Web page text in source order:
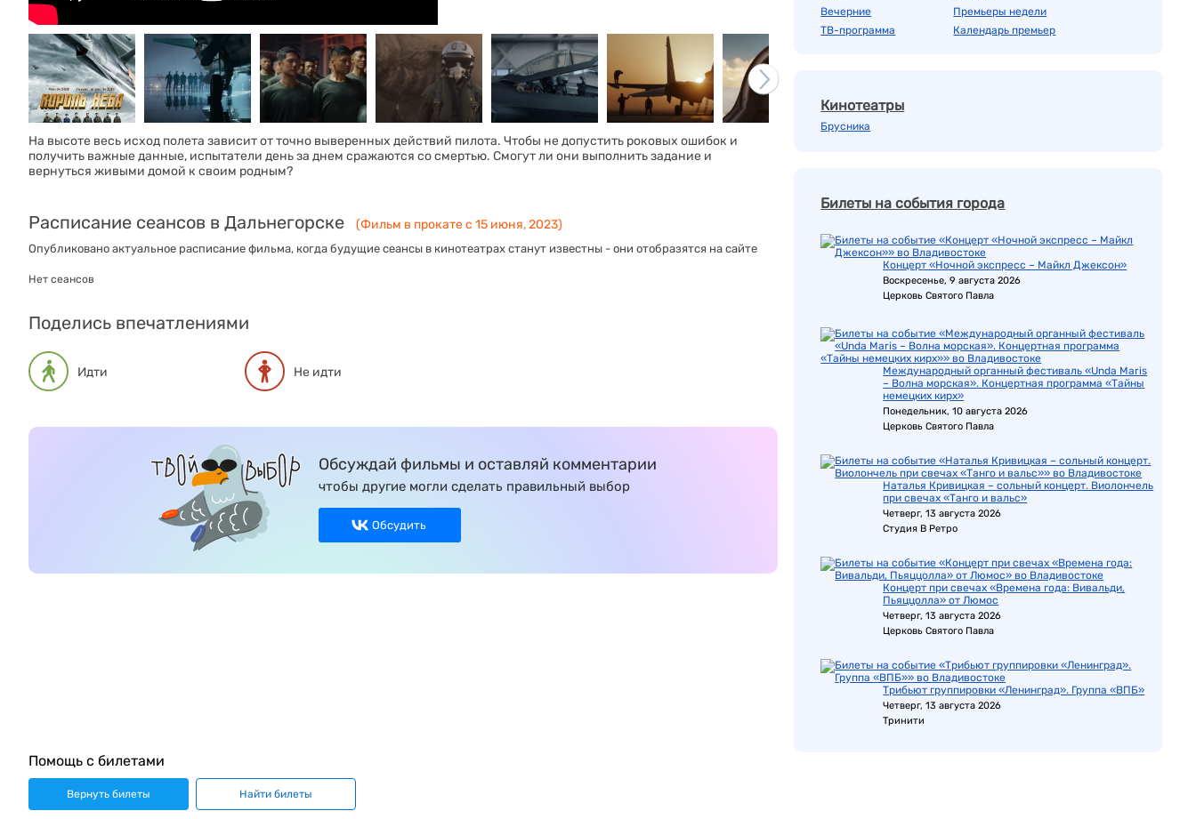
На высоте весь исход полета зависит от точно выверенных действий пилота. Чтобы не допустить роковых ошибок и
получить важные данные, испытатели день за днем сражаются со смертью. Смогут ли они выполнить задание и
вернуться живыми домой к своим родным?
Расписание сеансов в Дальнегорске (Фильм в прокате с 15 июня, 2023)
Опубликовано актуальное расписание фильма, когда будущие сеансы в кинотеатрах станут известны - они отобразятся на сайте
Нет сеансов
Поделись впечатлениями
Идти Не идти
Обсуждай фильмы и оставляй комментарии
чтобы другие могли сделать правильный выбор
Обсудить
Вечерние
ТВ-программа
Премьеры недели
Календарь премьер
Кинотеатры
Брусника
Билеты на события города
Концерт «Ночной экспресс – Майкл Джексон»
Воскресенье, 9 августа 2026
Церковь Святого Павла
Международный органный фестиваль «Unda Maris
– Волна морская». Концертная программа «Тайны
немецких кирх»
Понедельник, 10 августа 2026
Церковь Святого Павла
Наталья Кривицкая – сольный концерт. Виолончель
при свечах «Танго и вальс»
Четверг, 13 августа 2026
Студия В Ретро
Концерт при свечах «Времена года: Вивальди,
Пьяццолла» от Люмос
Четверг, 13 августа 2026
Церковь Святого Павла
Трибьют группировки «Ленинград». Группа «ВПБ»
Четверг, 13 августа 2026
Тринити
Помощь с билетами
Вернуть билеты Найти билеты